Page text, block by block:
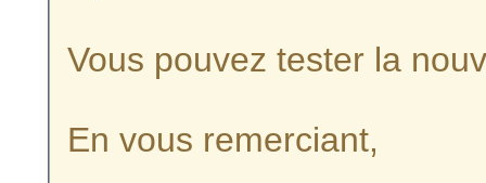
Vous pouvez tester la
En vous remerciant,